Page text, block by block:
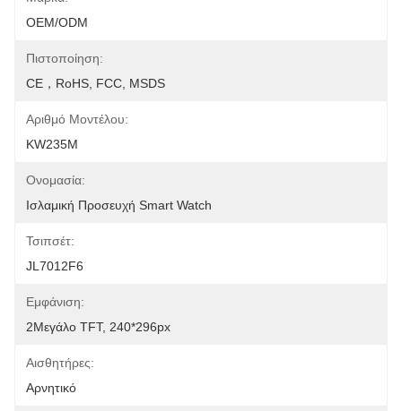
OEM/ODM
Πιστοποίηση:
CE，RoHS, FCC, MSDS
Αριθμό Μοντέλου:
KW235M
Ονομασία:
Ισλαμική Προσευχή Smart Watch
Τσιπσέτ:
JL7012F6
Εμφάνιση:
2Μεγάλο TFT, 240*296px
Αισθητήρες:
Αρνητικό